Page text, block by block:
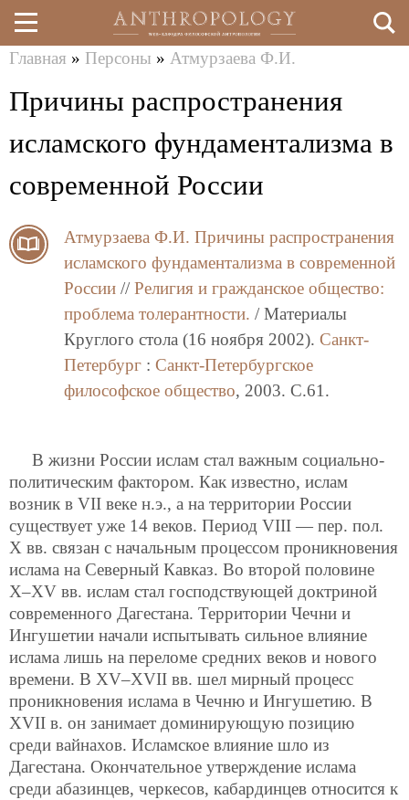
Перейти
к
основному
здесь
Главная » Персоны » Атмурзаева Ф.И.
Причины распространения
исламского фундаментализма в
современной России
Атмурзаева Ф.И. Причины распространения
исламского фундаментализма в современной
России // Религия и гражданское общество:
проблема толерантности. / Материалы
Круглого стола (16 ноября 2002). Санкт-
Петербург : Санкт-Петербургское
философское общество, 2003. C.61.
В жизни России ислам стал важным социально-
политическим фактором. Как известно, ислам
возник в VII веке н.э., а на территории России
существует уже 14 веков. Период VIII — пер. пол.
X вв. связан с начальным процессом проникновения
ислама на Северный Кавказ. Во второй половине
X–XV вв. ислам стал господствующей доктриной
современного Дагестана. Территории Чечни и
Ингушетии начали испытывать сильное влияние
ислама лишь на переломе средних веков и нового
времени. В XV–XVII вв. шел мирный процесс
проникновения ислама в Чечню и Ингушетию. В
XVII в. он занимает доминирующую позицию
среди вайнахов. Исламское влияние шло из
Дагестана. Окончательное утверждение ислама
среди абазинцев, черкесов, кабардинцев относится к